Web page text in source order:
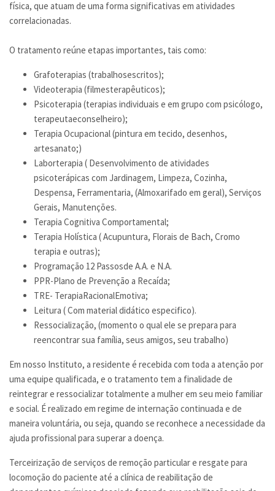
física, que atuam de uma forma significativas em atividades
correlacionadas.
O tratamento reúne etapas importantes, tais como:
Grafoterapias (trabalhosescritos);
Videoterapia (filmesterapêuticos);
Psicoterapia (terapias individuais e em grupo com psicólogo,
terapeutaeconselheiro);
Terapia Ocupacional (pintura em tecido, desenhos,
artesanato;)
Laborterapia ( Desenvolvimento de atividades
psicoterápicas com Jardinagem, Limpeza, Cozinha,
Despensa, Ferramentaria, (Almoxarifado em geral), Serviços
Gerais, Manutenções.
Terapia Cognitiva Comportamental;
Terapia Holística ( Acupuntura, Florais de Bach, Cromo
terapia e outras);
Programação 12 Passosde A.A. e N.A.
PPR-Plano de Prevenção a Recaída;
TRE- TerapiaRacionalEmotiva;
Leitura ( Com material didático especifico).
Ressocialização, (momento o qual ele se prepara para
reencontrar sua família, seus amigos, seu trabalho)
Em nosso Instituto, a residente é recebida com toda a atenção por
uma equipe qualificada, e o tratamento tem a finalidade de
reintegrar e ressocializar totalmente a mulher em seu meio familiar
e social. É realizado em regime de internação continuada e de
maneira voluntária, ou seja, quando se reconhece a necessidade da
ajuda profissional para superar a doença.
Terceirização de serviços de remoção particular e resgate para
locomoção do paciente até a clínica de reabilitação de